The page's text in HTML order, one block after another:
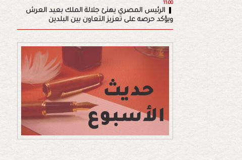
11:00
الرئيس المصري يهنئ جلالة الملك بعيد العرش
ويؤكد حرصه على تعزيز التعاون بين البلدين